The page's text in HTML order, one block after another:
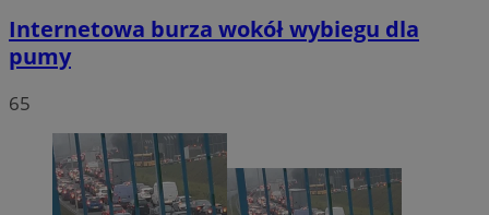
Internetowa burza wokół wybiegu dla
pumy
65